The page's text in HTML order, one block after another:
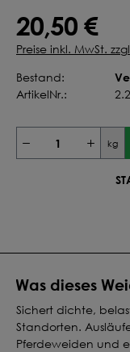
Was dieses
Sichert dichte,
Standorten.
Pferdeweiden und
20,50 €
Preise inkl. MwSt.
Bestand:
ArtikelNr.:
kg